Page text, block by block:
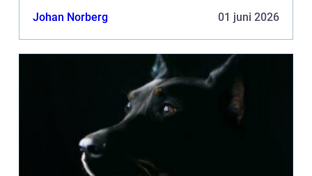
Johan Norberg 01 juni 2026